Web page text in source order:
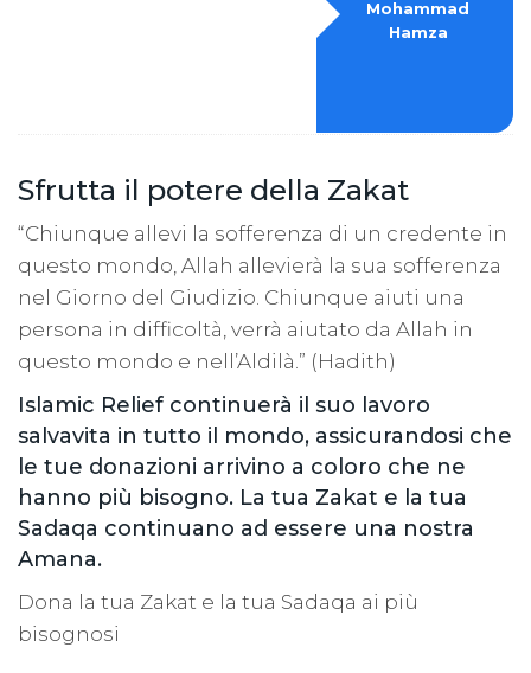
Mohammad
Hamza
Sfrutta il potere della Zakat
“Chiunque allevi la sofferenza di un credente in
questo mondo, Allah allevierà la sua sofferenza
nel Giorno del Giudizio. Chiunque aiuti una
persona in difficoltà, verrà aiutato da Allah in
questo mondo e nell’Aldilà.” (Hadith)
Islamic Relief continuerà il suo lavoro
salvavita in tutto il mondo, assicurandosi che
le tue donazioni arrivino a coloro che ne
hanno più bisogno. La tua Zakat e la tua
Sadaqa continuano ad essere una nostra
Amana.
Dona la tua Zakat e la tua Sadaqa ai più
bisognosi